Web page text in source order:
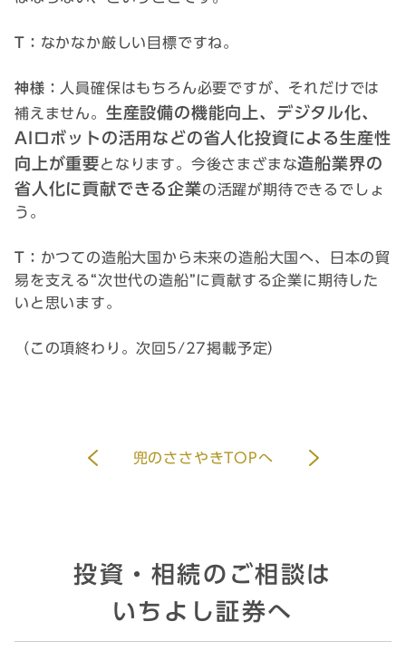
T： なかなか厳しい目標ですね。
神様： 人員確保はもちろん必要ですが、それだけでは
補えません。 生産設備の機能向上、デジタル化、
AIロボットの活用などの省人化投資による生産性
向上が重要となります。今後さまざまな造船業界の
省人化に貢献できる企業の活躍が期待できるでしょ
う。
T： かつての造船大国から未来の造船大国へ、日本の貿
易を支える“次世代の造船”に貢献する企業に期待した
いと思います。
（この項終わり。次回5/27掲載予定）
兜のささやきTOPへ
投資・相続のご相談は
いちよし証券へ